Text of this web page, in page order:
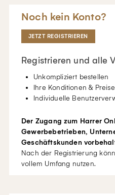
Noch kein Konto?
JETZT REGISTRIEREN
Registrieren und alle
Unkompliziert bestellen
Ihre Konditionen & Preise
Individuelle
Der Zugang zum Harrer
Gewerbebetrieben,
Geschäftskunden
Nach der Registrierung
vollem Umfang nutzen.